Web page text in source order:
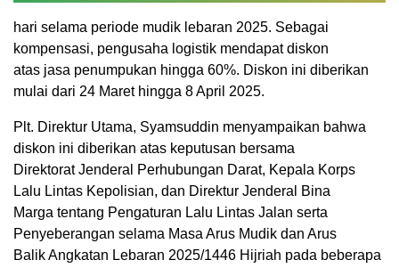
hari selama periode mudik lebaran 2025. Sebagai
kompensasi, pengusaha logistik mendapat diskon
atas jasa penumpukan hingga 60%. Diskon ini diberikan
mulai dari 24 Maret hingga 8 April 2025.
Plt. Direktur Utama, Syamsuddin menyampaikan bahwa
diskon ini diberikan atas keputusan bersama
Direktorat Jenderal Perhubungan Darat, Kepala Korps
Lalu Lintas Kepolisian, dan Direktur Jenderal Bina
Marga tentang Pengaturan Lalu Lintas Jalan serta
Penyeberangan selama Masa Arus Mudik dan Arus
Balik Angkatan Lebaran 2025/1446 Hijriah pada beberapa